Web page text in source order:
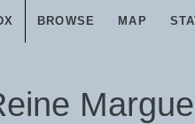
BROWSE MAP